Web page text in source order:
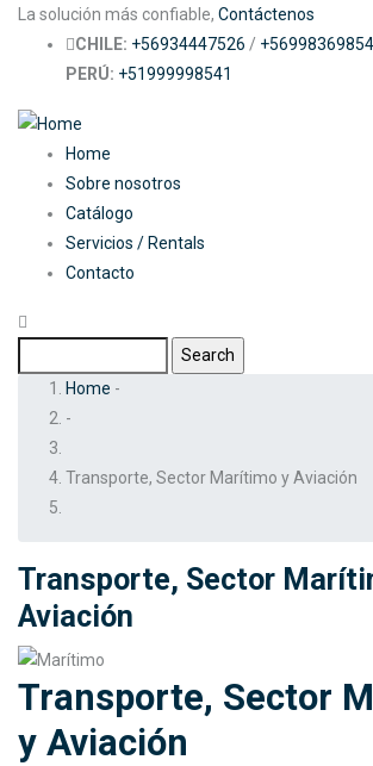
SkipLa solución más confiable, Contáctenos
CHILE: +56934447526 / +56998369854
PERÚ: +51999998541
Main
navigation
Home
Sobre nosotros
Catálogo
Servicios / Rentals
Contacto
Breadcrumb
Home -
-
Transporte, Sector Marítimo y Aviación
Transporte, Sector
Aviación
Transporte, Sector
y Aviación